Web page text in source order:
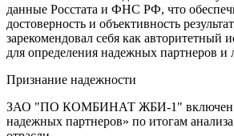
данные Росстата и ФНС РФ, что
достоверность и объективность
зарекомендовал себя как авторитетный
для определения надежных партнеров и
Признание надежности
ЗАО "ПО КОМБИНАТ ЖБИ-1" включен
надежных партнеров» по итогам